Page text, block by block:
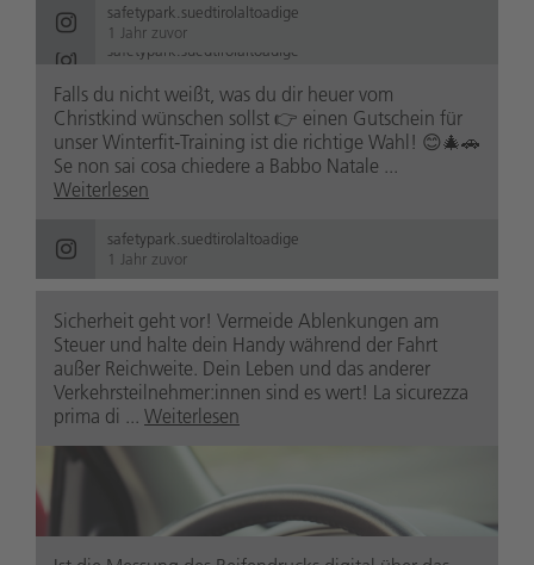
safetypark.suedtirolaltoadige
safetypark.suedtirolaltoadige
1 Jahr zuvor
Falls du nicht weißt, was du dir heuer vom
Christkind wünschen sollst 👉 einen Gutschein für
unser Winterfit-Training ist die richtige Wahl! 😊🎄🚗
Se non sai cosa chiedere a Babbo Natale ...
Weiterlesen
safetypark.suedtirolaltoadige
1 Jahr zuvor
Sicherheit geht vor! Vermeide Ablenkungen am
Steuer und halte dein Handy während der Fahrt
außer Reichweite. Dein Leben und das anderer
Verkehrsteilnehmer:innen sind es wert! La sicurezza
prima di ... Weiterlesen